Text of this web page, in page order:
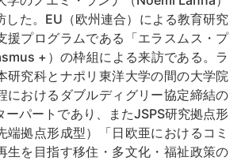
した。EU（欧州連合）による教育研究
援プログラムである「エラスムス・プ
+）の枠組による来訪である。ラ
研究科とナポリ東洋大学の間の大学院
におけるダブルディグリー協定締結の
ーパートであり、またJSPS研究拠点形
端拠点形成型）「日欧亜におけるコミ
生を目指す移住・多文化・福祉政策の